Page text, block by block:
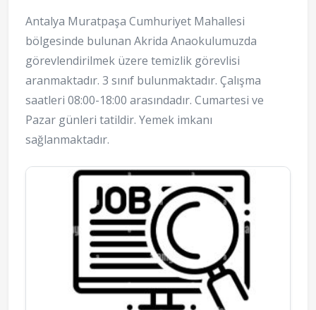
Antalya Muratpaşa Cumhuriyet Mahallesi
bölgesinde bulunan Akrida Anaokulumuzda
görevlendirilmek üzere temizlik görevlisi
aranmaktadır. 3 sınıf bulunmaktadır. Çalışma
saatleri 08:00-18:00 arasındadır. Cumartesi ve
Pazar günleri tatildir. Yemek imkanı
sağlanmaktadır.